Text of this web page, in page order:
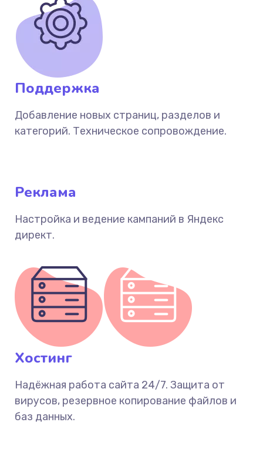
Поддержка
Добавление новых страниц, разделов и
категорий. Техническое сопровождение.
Реклама
Настройка и ведение кампаний в Яндекс
директ.
Хостинг
Надёжная работа сайта 24/7. Защита от
вирусов, резервное копирование файлов и
баз данных.